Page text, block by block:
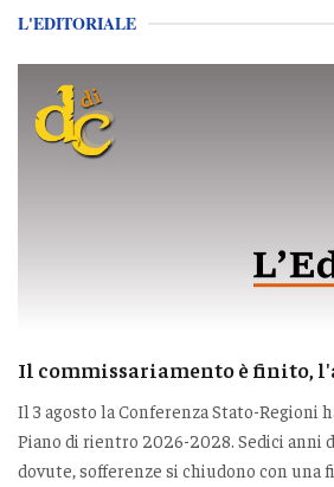
L'EDITORIALE
Il commissariamento è finito,
Il 3 agosto la Conferenza Stato-Regioni
Piano di rientro 2026-2028. Sedici anni
dovute, sofferenze si chiudono con una